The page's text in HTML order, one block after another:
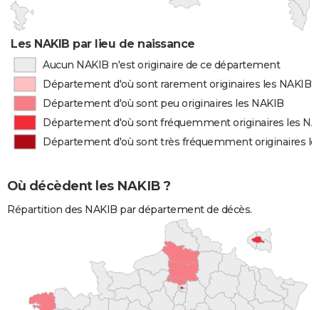
Les NAKIB par lieu de naissance
Aucun NAKIB n'est originaire de ce département
Département d'où sont rarement originaires les NAKIB
Département d'où sont peu originaires les NAKIB
Département d'où sont fréquemment originaires les
Département d'où sont très fréquemment originaires
Où décèdent les NAKIB ?
Répartition des NAKIB par département de décès.